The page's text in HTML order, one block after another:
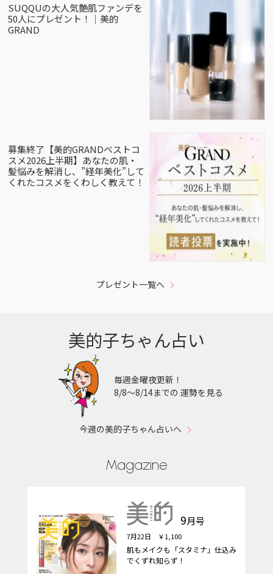
SUQQUの大人気艶肌ファンデを
50人にプレゼント！｜美的
GRAND
募集終了【美的GRANDベストコ
スメ2026上半期】あなたの肌・
髪悩みを解消し、”経年美化”して
くれたコスメをくわしく教えて！
プレゼント一覧へ
美的子ちゃん占い
毎週金曜夜更新！
8/8〜8/14までの 運勢を見る
今週の美的子ちゃん占いへ
Magazine
9月号
7月22日 ￥1,100
肌もメイクも「スタミナ」仕込み
でくずれ知らず！